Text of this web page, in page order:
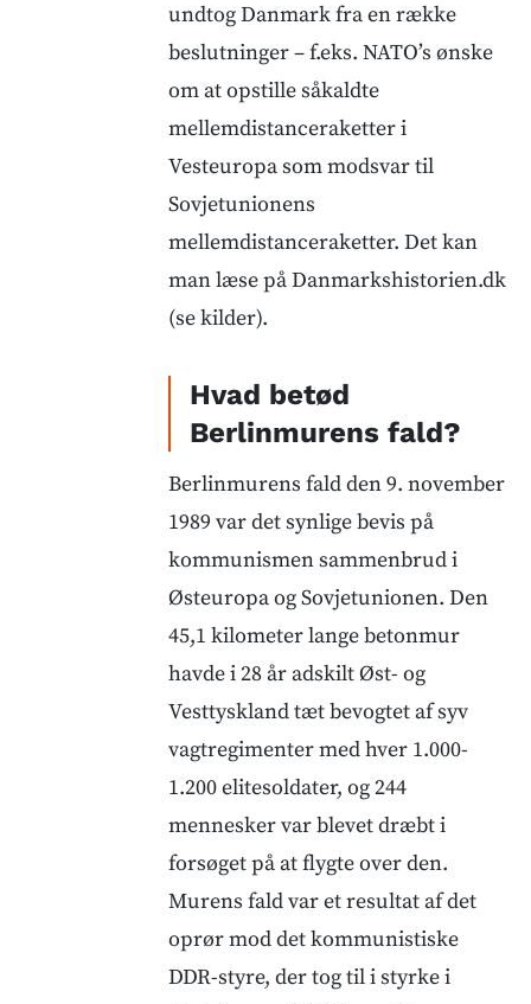
undtog Danmark fra en række
beslutninger – f.eks. NATO’s ønske
om at opstille såkaldte
mellemdistanceraketter i
Vesteuropa som modsvar til
Sovjetunionens
mellemdistanceraketter. Det kan
man læse på Danmarkshistorien.dk
(se kilder).
Hvad betød
Berlinmurens fald?
Berlinmurens fald den 9. november
1989 var det synlige bevis på
kommunismen sammenbrud i
Østeuropa og Sovjetunionen. Den
45,1 kilometer lange betonmur
havde i 28 år adskilt Øst- og
Vesttyskland tæt bevogtet af syv
vagtregimenter med hver 1.000-
1.200 elitesoldater, og 244
mennesker var blevet dræbt i
forsøget på at flygte over den.
Murens fald var et resultat af det
oprør mod det kommunistiske
DDR-styre, der tog til i styrke i